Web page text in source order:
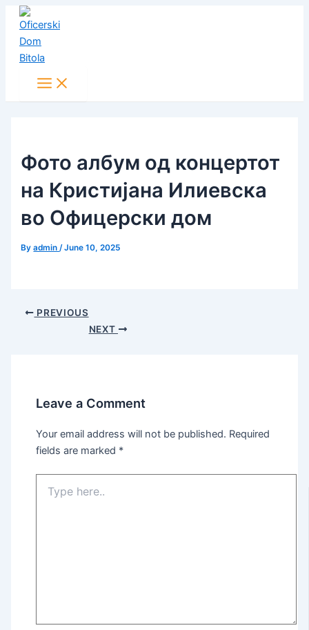
Skip
content
Фото албум од концертот
на Кристијана Илиевска
во Офицерски дом
Byadmin/June 10, 2025
Post
navigation
PREVIOUS
NEXT
Leave a Comment
Your email address will not be published. Required
fields are marked *
here..